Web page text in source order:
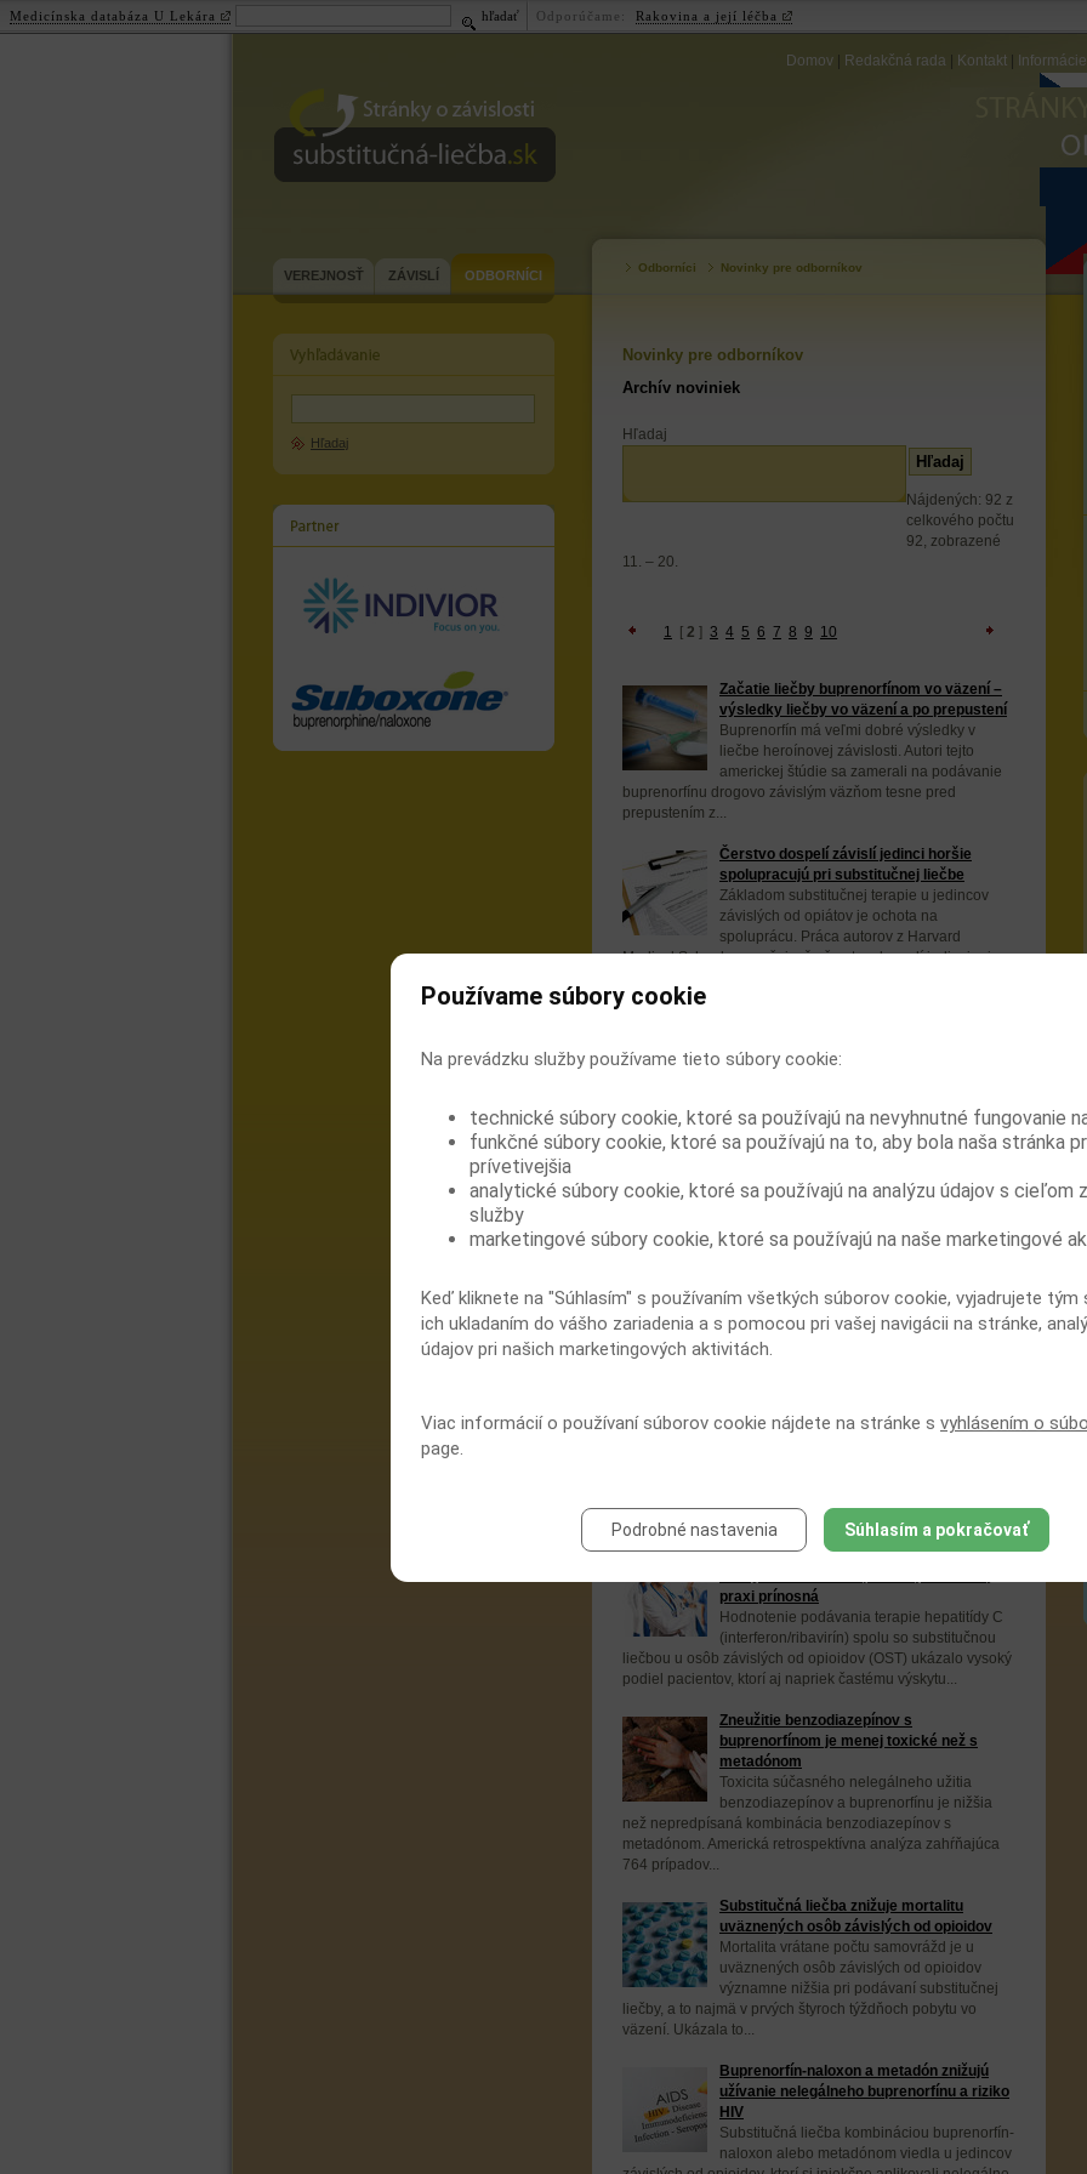
Domov Redakčná rada Kontakt
substitučná-liečba.sk
VEREJNOSŤ ZÁVISLÍ ODBORNÍCI
Hľadaj
Odborníci Novinky pre odborníkov
Novinky pre odborníkov
Archív noviniek
Hľadaj
Nájdených: 92 z
celkového počtu
92, zobrazené
11. – 20.
1 [ 2 ] 3 4 5 6 7 8 9 10
Začatie liečby buprenorfínom vo väzení –
výsledky liečby vo väzení a po prepustení
Buprenorfín má veľmi dobré výsledky v
liečbe heroínovej závislosti. Autori tejto
americkej štúdie sa zamerali na podávanie
buprenorfínu drogovo závislým väzňom tesne pred
prepustením z...
Čerstvo dospelí závislí jedinci horšie
spolupracujú pri substitučnej liečbe
Základom substitučnej terapie u jedincov
závislých od opiátov je ochota na
spoluprácu. Práca autorov z Harvard
Medical School naznačuje, že čerstvo dospelí jedinci pri
vlasoch
hlavného metabolitu norbuprenorfínu (NBUP) vo vzorke
vlasov. Množstvo BUP i NBUP i ich pomer vo vlase koreluje
Ženy dodržujú substitučnú liečbu závislosti
Retrospektívne porovnania užívania
opioidov u mužov a žien ukázalo, že muži
častejšie začínajú túto terapiu vo väzení a dodržujú ju iba
vo väzení. U žien...
Liečba buprenorfínom/naloxonom
nie však rizikové...
Liečba hepatitídy C počas substitučnej
praxi prínosná
Hodnotenie podávania terapie hepatitídy C
(interferon/ribavirín) spolu so substitučnou
liečbou u osôb závislých od opioidov (OST) ukázalo vysoký
podiel pacientov, ktorí aj napriek častému výskytu...
Zneužitie benzodiazepínov s
buprenorfínom je menej toxické než s
metadónom
Toxicita súčasného nelegálneho užitia
benzodiazepínov a buprenorfínu je nižšia
než nepredpísaná kombinácia benzodiazepínov s
metadónom. Americká retrospektívna analýza zahŕňajúca
764 prípadov...
Substitučná liečba znižuje mortalitu
uväznených osôb závislých od opioidov
Mortalita vrátane počtu samovrážd je u
uväznených osôb závislých od opioidov
významne nižšia pri podávaní substitučnej
liečby, a to najmä v prvých štyroch týždňoch pobytu vo
väzení. Ukázala to...
Buprenorfín-naloxon a metadón znižujú
užívanie nelegálneho buprenorfínu a riziko
HIV
Substitučná liečba kombináciou buprenorfín-
naloxon alebo metadónom viedla u jedincov
Medicínska databáza U Lekára hľadať Odporúčame: Rakovina a její léčba
Používame súbory cookie
Na prevádzku služby používame tieto súbory cookie:
technické súbory cookie, ktoré sa používajú na nevyhnutné fungovanie
funkčné súbory cookie, ktoré sa používajú na to, aby bola naša stránka
prívetivejšia
analytické súbory cookie, ktoré sa používajú na analýzu údajov s cieľom
služby
marketingové súbory cookie, ktoré sa používajú na naše marketingové
Keď kliknete na "Súhlasím" s používaním všetkých súborov cookie, vyjadrujete tým
ich ukladaním do vášho zariadenia a s pomocou pri vašej navigácii na stránke,
údajov pri našich marketingových aktivitách.
Viac informácií o používaní súborov cookie nájdete na stránke s vyhlásením o
page.
Podrobné nastavenia Súhlasím a pokračovať